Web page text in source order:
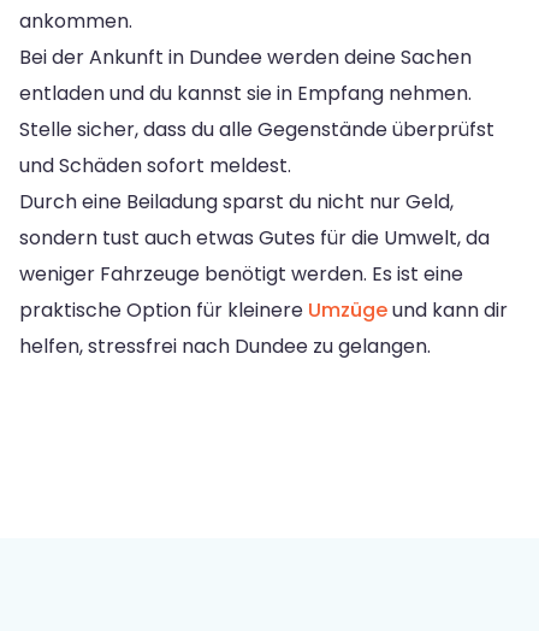
ankommen.
Bei der Ankunft in Dundee werden deine Sachen
entladen und du kannst sie in Empfang nehmen.
Stelle sicher, dass du alle Gegenstände überprüfst
und Schäden sofort meldest.
Durch eine Beiladung sparst du nicht nur Geld,
sondern tust auch etwas Gutes für die Umwelt, da
weniger Fahrzeuge benötigt werden. Es ist eine
praktische Option für kleinere Umzügeund kann dir
helfen, stressfrei nach Dundee zu gelangen.